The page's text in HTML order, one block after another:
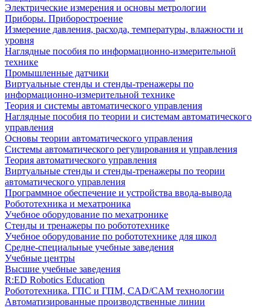
Электрические измерения и основы метрологии
Приборы. Приборостроение
Измерение давления, расхода, температуры, влажности и
уровня
Наглядные пособия по информационно-измерительной
технике
Промышленные датчики
Виртуальные стенды и стенды-тренажеры по
информационно-измерительной технике
Теория и системы автоматического управления
Наглядные пособия по теории и системам автоматического
управления
Основы теории автоматического управления
Системы автоматического регулирования и управления
Теория автоматического управления
Виртуальные стенды и стенды-тренажеры по теории
автоматического управления
Программное обеспечение и устройства ввода-вывода
Робототехника и мехатроника
Учебное оборудование по мехатронике
Стенды и тренажеры по робототехнике
Учебное оборудование по робототехнике для школ
Средне-специальные учебные заведения
Учебные центры
Высшие учебные заведения
R:ED Robotics Education
Робототехника. ГПС и ГПМ, CAD/CAM технологии
Автоматизированные производственные линии